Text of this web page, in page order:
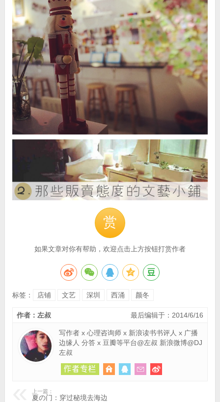
赏
如果文章对你有帮助，欢迎点击上方按钮打赏作者
标签： 店铺 文艺 深圳 西涌 颜冬
最后编辑于：2014/6/16
作者：左叔
写作者 x 心理咨询师 x 新浪读书书评人 x 广播
边缘人 分答 x 豆瓣等平台@左叔 新浪微博@DJ
左叔
上一篇：
夏の门：穿过秘境去海边